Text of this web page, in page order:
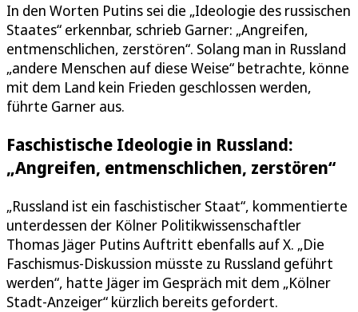
In den Worten Putins sei die „Ideologie des russischen
Staates“ erkennbar, schrieb Garner: „Angreifen,
entmenschlichen, zerstören“. Solang man in Russland
„andere Menschen auf diese Weise“ betrachte, könne
mit dem Land kein Frieden geschlossen werden,
führte Garner aus.
Faschistische Ideologie in Russland:
„Angreifen, entmenschlichen, zerstören“
„Russland ist ein faschistischer Staat“, kommentierte
unterdessen der Kölner Politikwissenschaftler
Thomas Jäger Putins Auftritt ebenfalls auf X. „Die
Faschismus-Diskussion müsste zu Russland geführt
werden“, hatte Jäger im Gespräch mit dem „Kölner
Stadt-Anzeiger“ kürzlich bereits gefordert.